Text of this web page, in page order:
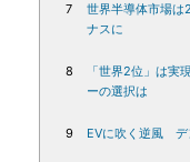
7
世界半導体市場は
ナスに
8
「世界2位」は実
ーの選択は
9 EVに吹く逆風 デ